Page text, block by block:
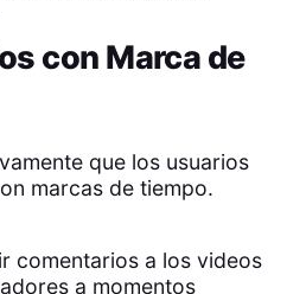
con Marca de
que los usuarios
marcas de tiempo.
comentarios a los videos
a momentos